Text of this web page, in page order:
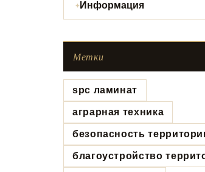
Информация
Метки
spc ламинат
аграрная техника
безопасность
благоустройство